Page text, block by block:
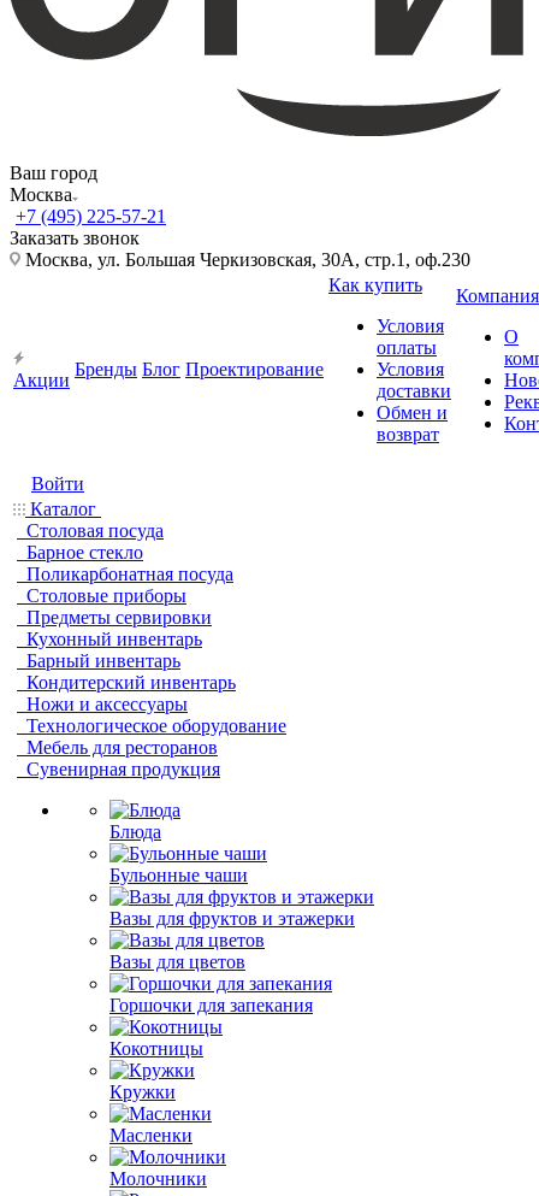
Ваш город
Москва
+7 (495) 225-57-21
Заказать звонок
Москва, ул. Большая Черкизовская, 30А, стр.1, оф.230
Акции
Бренды Блог Проектирование
Как купить
Условия
оплаты
Условия
доставки
Обмен и
возврат
Компания
О
Войти
Каталог
Столовая посуда
Барное стекло
Поликарбонатная посуда
Столовые приборы
Предметы сервировки
Кухонный инвентарь
Барный инвентарь
Кондитерский инвентарь
Ножи и аксессуары
Технологическое оборудование
Мебель для ресторанов
Сувенирная продукция
Блюда
Бульонные чаши
Вазы для фруктов и этажерки
Вазы для цветов
Горшочки для запекания
Кокотницы
Кружки
Масленки
Молочники